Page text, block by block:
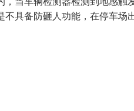
具备防砸人功能，在停车场